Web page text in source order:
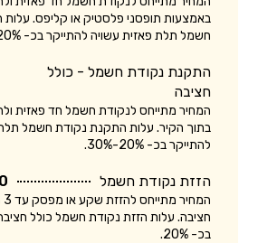
באמצעות תופסני פלסטיק או קליפס.
חשמל תלת פאזית עשויה להתייקר בכ- 20%-30%.
התקנת נקודת חשמל - כולל
חציבה
בתוך הקיר. עלות התקנת נקודת חשמל
להתייקר בכ- 20%-30%.
הזזת נקודת חשמל ₪
חציבה. עלות הזזת נקודת חשמל כולל
בכ- 20%.